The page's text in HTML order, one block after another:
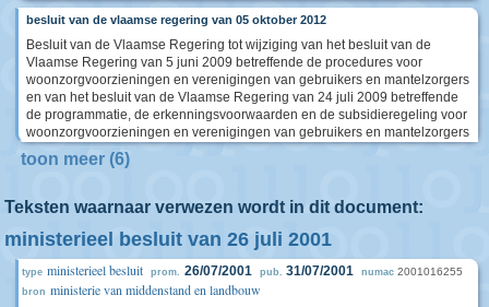
besluit van de vlaamse regering van 05 oktober 2012
Besluit van de Vlaamse Regering tot wijziging van het besluit van de
Vlaamse Regering van 5 juni 2009 betreffende de procedures voor
woonzorgvoorzieningen en verenigingen van gebruikers en mantelzorgers
en van het besluit van de Vlaamse Regering van 24 juli 2009 betreffende
de programmatie, de erkenningsvoorwaarden en de subsidieregeling voor
woonzorgvoorzieningen en verenigingen van gebruikers en mantelzorgers
toon meer (6)
Teksten waarnaar verwezen wordt in dit document:
ministerieel besluit van 26 juli 2001
type ministerieel besluit prom. 26/07/2001 pub. 31/07/2001 numac 2001016255
bron ministerie van middenstand en landbouw